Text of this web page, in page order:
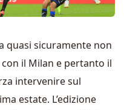
quasi sicuramente non
il Milan e pertanto il
intervenire sul
estate. L’edizione